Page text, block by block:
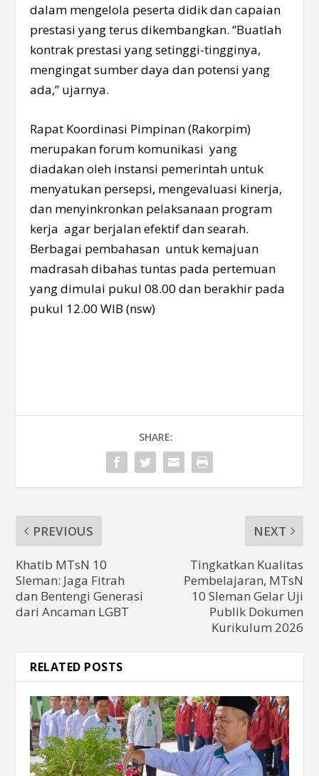
dalam mengelola peserta didik dan capaian
prestasi yang terus dikembangkan. “Buatlah
kontrak prestasi yang setinggi-tingginya,
mengingat sumber daya dan potensi yang
ada,” ujarnya.
Rapat Koordinasi Pimpinan (Rakorpim)
merupakan forum komunikasi yang
diadakan oleh instansi pemerintah untuk
menyatukan persepsi, mengevaluasi kinerja,
dan menyinkronkan pelaksanaan program
kerja agar berjalan efektif dan searah.
Berbagai pembahasan untuk kemajuan
madrasah dibahas tuntas pada pertemuan
yang dimulai pukul 08.00 dan berakhir pada
pukul 12.00 WIB (nsw)
SHARE:
PREVIOUS
Khatib MTsN 10
Sleman: Jaga Fitrah
dan Bentengi Generasi
dari Ancaman LGBT
NEXT
Tingkatkan Kualitas
Pembelajaran, MTsN
10 Sleman Gelar Uji
Publik Dokumen
Kurikulum 2026
RELATED POSTS